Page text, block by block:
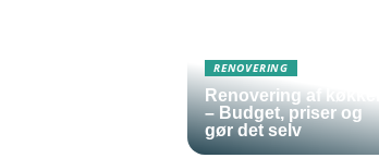
RENOVERING
Renovering af køkken
– Budget, priser og
gør det selv